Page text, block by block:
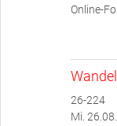
Online-
26-224
Mi.